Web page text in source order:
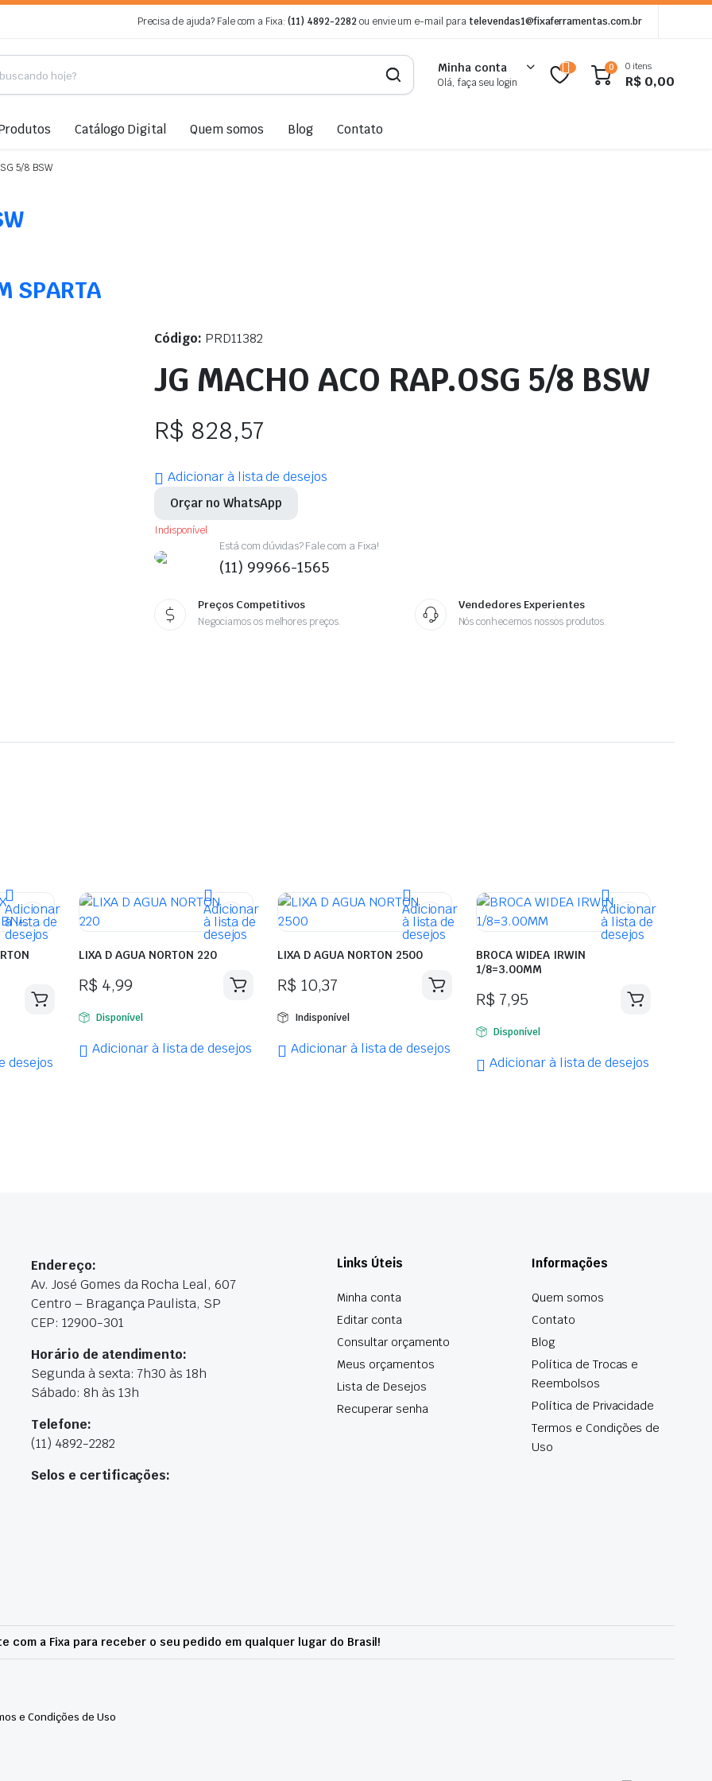
Precisa de ajuda? Fale com a Fixa:(11) 4892-2282ou envie um e-mail para televendas1@fixaferramentas.com.br
Minha conta
Olá, faça seu login
0 0 itens
R$ 0,00
Catálogo Digital Quem somos Blog Contato
5/8 BSW
SPARTA
Código: PRD11382
JG MACHO ACO RAP.OSG 5/8 BSW
R$ 828,57
Adicionar à lista de desejos
Orçar no WhatsApp
Indisponível
Está com dúvidas? Fale com a Fixa!
(11) 99966-1565
Preços Competitivos
Negociamos os melhores preços.
Vendedores Experientes
Nós conhecemos nossos produtos.
Adicionar
à lista de
desejos
desejos
Adicionar
à lista de
desejos
LIXA D AGUA NORTON 220
R$ 4,99
Disponível
Adicionar à lista de desejos
Adicionar
à lista de
desejos
LIXA D AGUA NORTON 2500
R$ 10,37
Indisponível
Adicionar à lista de desejos
Adicionar
à lista de
desejos
BROCA WIDEA IRWIN
1/8=3.00MM
R$ 7,95
Disponível
Adicionar à lista de desejos
Endereço:
Av. José Gomes da Rocha Leal, 607
Centro – Bragança Paulista, SP
CEP: 12900-301
Horário de atendimento:
Segunda à sexta: 7h30 às 18h
Sábado: 8h às 13h
Telefone:
(11) 4892-2282
Selos e certificações:
Links Úteis
Minha conta
Editar conta
Consultar orçamento
Meus orçamentos
Lista de Desejos
Recuperar senha
Informações
Quem somos
Contato
Blog
Política de Trocas e
Reembolsos
Política de Privacidade
Termos e Condições de
Uso
com a Fixa para receber o seu pedido em qualquer lugar do Brasil!
e Condições de Uso